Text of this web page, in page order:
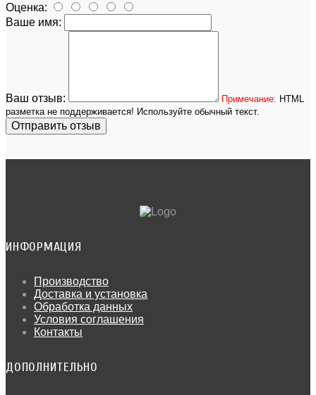
Оценка:
Ваше имя:
Ваш отзыв: Примечание: HTML
разметка не поддерживается! Используйте обычный текст.
Отправить отзыв
ИНФОРМАЦИЯ
Производство
Доставка и установка
Обработка данных
Условия соглашения
Контакты
ДОПОЛНИТЕЛЬНО